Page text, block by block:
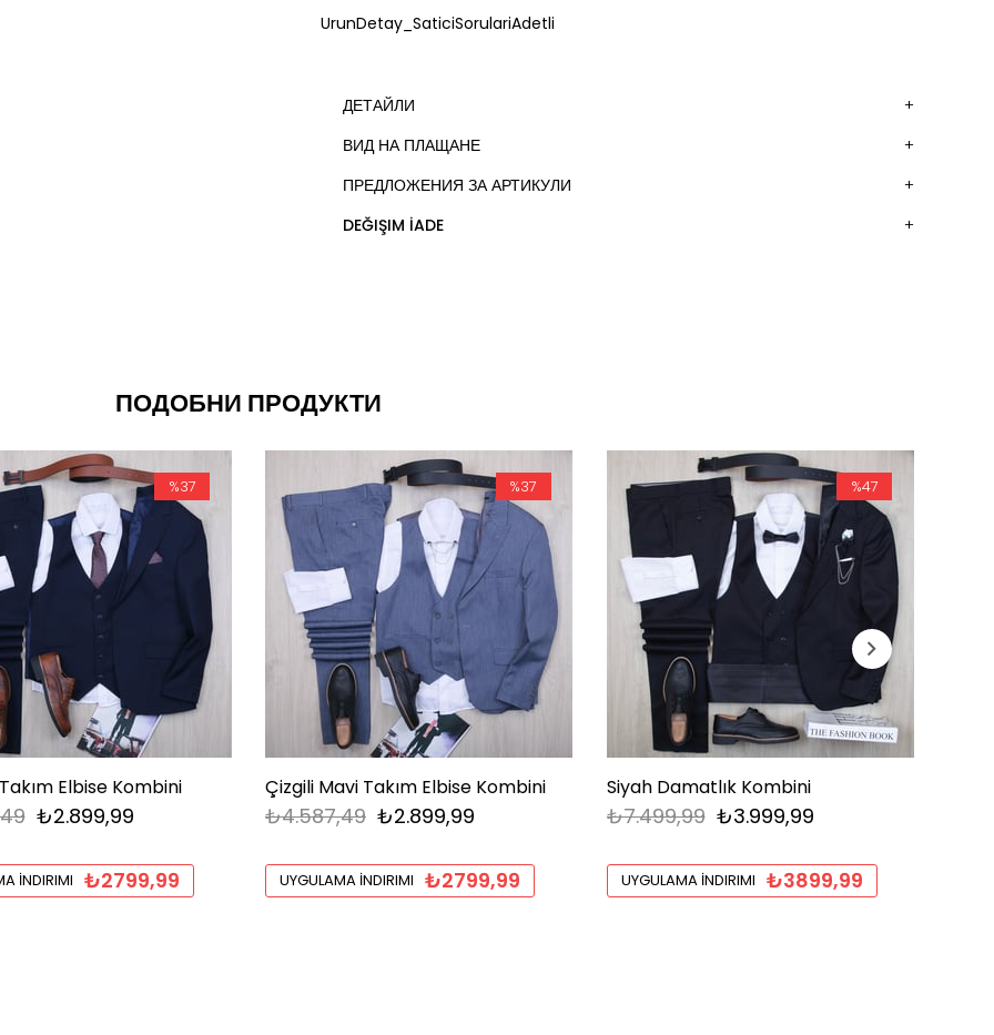
UrunDetay_SaticiSorulariAdetli
ДЕТАЙЛИ
ВИД НА ПЛАЩАНЕ
ПРЕДЛОЖЕНИЯ ЗА АРТИКУЛИ
DEĞIŞIM İADE
ПОДОБНИ ПРОДУКТИ
Elbise Kombini
₺2.899,99
İNDIRIMI ₺2799,99
%37
Çizgili Mavi Takım Elbise Kombini
₺2.899,99
₺4.587,49
UYGULAMA İNDIRIMI ₺2799,99
%37
Siyah Damatlık Kombini
₺3.999,99
₺7.499,99
UYGULAMA İNDIRIMI ₺3899,99
%47